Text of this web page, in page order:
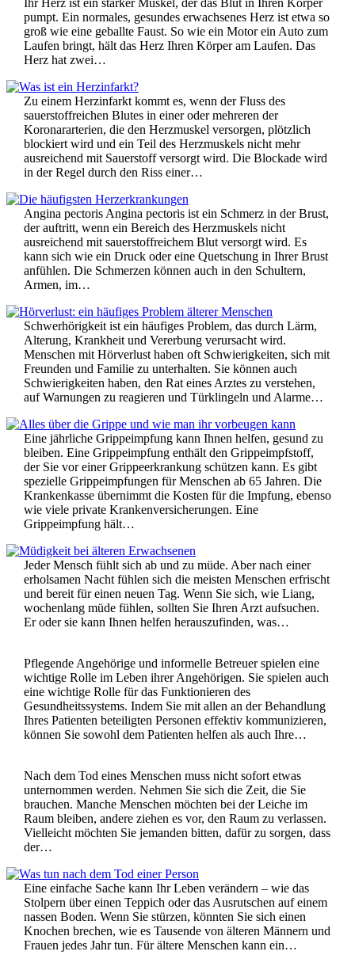
Ihr Herz ist ein starker Muskel, der das Blut in Ihren Körper
pumpt. Ein normales, gesundes erwachsenes Herz ist etwa so
groß wie eine geballte Faust. So wie ein Motor ein Auto zum
Laufen bringt, hält das Herz Ihren Körper am Laufen. Das
Herz hat zwei…
Zu einem Herzinfarkt kommt es, wenn der Fluss des
sauerstoffreichen Blutes in einer oder mehreren der
Koronararterien, die den Herzmuskel versorgen, plötzlich
blockiert wird und ein Teil des Herzmuskels nicht mehr
ausreichend mit Sauerstoff versorgt wird. Die Blockade wird
in der Regel durch den Riss einer…
Angina pectoris Angina pectoris ist ein Schmerz in der Brust,
der auftritt, wenn ein Bereich des Herzmuskels nicht
ausreichend mit sauerstoffreichem Blut versorgt wird. Es
kann sich wie ein Druck oder eine Quetschung in Ihrer Brust
anfühlen. Die Schmerzen können auch in den Schultern,
Armen, im…
Schwerhörigkeit ist ein häufiges Problem, das durch Lärm,
Alterung, Krankheit und Vererbung verursacht wird.
Menschen mit Hörverlust haben oft Schwierigkeiten, sich mit
Freunden und Familie zu unterhalten. Sie können auch
Schwierigkeiten haben, den Rat eines Arztes zu verstehen,
auf Warnungen zu reagieren und Türklingeln und Alarme…
Eine jährliche Grippeimpfung kann Ihnen helfen, gesund zu
bleiben. Eine Grippeimpfung enthält den Grippeimpfstoff,
der Sie vor einer Grippeerkrankung schützen kann. Es gibt
spezielle Grippeimpfungen für Menschen ab 65 Jahren. Die
Krankenkasse übernimmt die Kosten für die Impfung, ebenso
wie viele private Krankenversicherungen. Eine
Grippeimpfung hält…
Jeder Mensch fühlt sich ab und zu müde. Aber nach einer
erholsamen Nacht fühlen sich die meisten Menschen erfrischt
und bereit für einen neuen Tag. Wenn Sie sich, wie Liang,
wochenlang müde fühlen, sollten Sie Ihren Arzt aufsuchen.
Er oder sie kann Ihnen helfen herauszufinden, was…
Pflegende Angehörige und informelle Betreuer spielen eine
wichtige Rolle im Leben ihrer Angehörigen. Sie spielen auch
eine wichtige Rolle für das Funktionieren des
Gesundheitssystems. Indem Sie mit allen an der Behandlung
Ihres Patienten beteiligten Personen effektiv kommunizieren,
können Sie sowohl dem Patienten helfen als auch Ihre…
Nach dem Tod eines Menschen muss nicht sofort etwas
unternommen werden. Nehmen Sie sich die Zeit, die Sie
brauchen. Manche Menschen möchten bei der Leiche im
Raum bleiben, andere ziehen es vor, den Raum zu verlassen.
Vielleicht möchten Sie jemanden bitten, dafür zu sorgen, dass
der…
Eine einfache Sache kann Ihr Leben verändern – wie das
Stolpern über einen Teppich oder das Ausrutschen auf einem
nassen Boden. Wenn Sie stürzen, könnten Sie sich einen
Knochen brechen, wie es Tausende von älteren Männern und
Frauen jedes Jahr tun. Für ältere Menschen kann ein…